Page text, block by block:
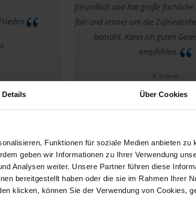
Details Über Cookies
Funktionen für soziale Medien anbieten zu
geben wir Informationen zu Ihrer Verwendung
Analysen weiter. Unsere Partner führen diese
bereitgestellt haben oder die sie im Rahmen Ihrer
klicken, können Sie der Verwendung von Cookies,
freundlich und hat große fachliche
fair und immer um die
bemüht. Kann ich guten
empfehlen.
A. Schirm